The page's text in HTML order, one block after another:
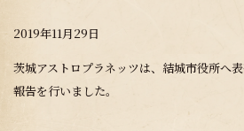
2019年11月29日
茨城アストロプラネッツは、結城市役所へ
報告を行いました。